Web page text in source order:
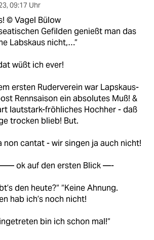
, 09:17 Uhr
©️ Vagel Bülow
Gefilden genießt man das
Labskaus nicht,…“
wüßt ich ever!
ersten Ruderverein war Lapskaus-
Rennsaison ein absolutes Muß! &
lautstark-fröhliches Hochher - daß
trocken blieb! But.
non cantat - wir singen ja auch nicht!
ok auf den ersten Blick —-
den heute?“ “Keine Ahnung.
hab ich’s noch nicht!
bin ich schon mal!“